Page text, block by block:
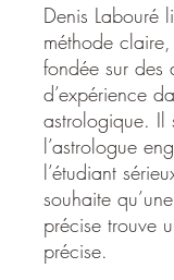
Denis Labouré
méthode claire,
fondée sur des
d’expérience
astrologique. Il
l’astrologue
l’étudiant
souhaite
précise trouve
précise.